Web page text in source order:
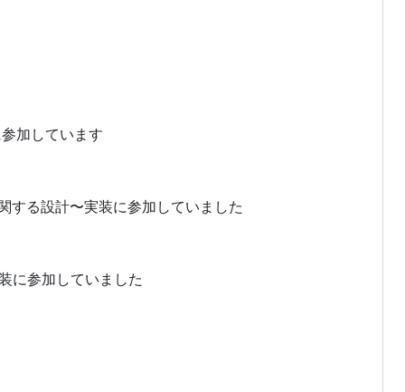
加しています
る設計〜実装に参加していました
に参加していました